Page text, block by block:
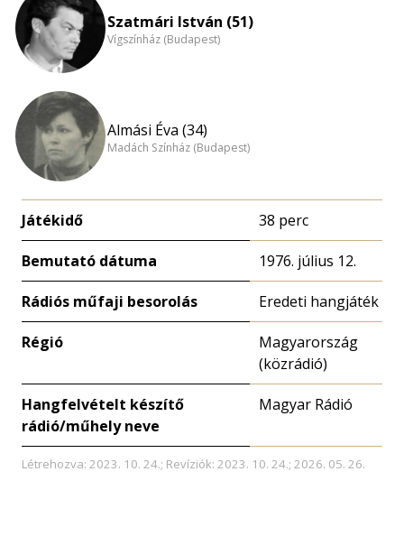
Szatmári István (51)
Vígszínház (Budapest)
Almási Éva (34)
Madách Színház (Budapest)
Játékidő 38 perc
Bemutató dátuma 1976. július 12.
Rádiós műfaji besorolás Eredeti hangjáték
Régió
Magyarország
(közrádió)
Hangfelvételt készítő
rádió/műhely neve
Magyar Rádió
Létrehozva: 2023. 10. 24.; Revíziók: 2023. 10. 24.; 2026. 05. 26.